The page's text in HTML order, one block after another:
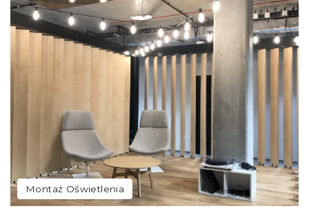
Montaż Oświetlenia